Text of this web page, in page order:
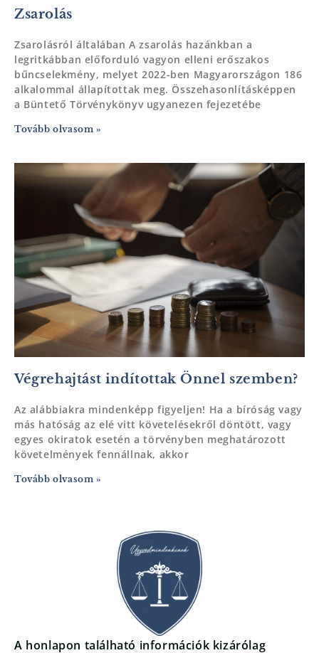
Zsarolás
Zsarolásról általában A zsarolás hazánkban a
legritkábban előforduló vagyon elleni erőszakos
bűncselekmény, melyet 2022-ben Magyarországon 186
alkalommal állapítottak meg. Összehasonlításképpen
a Büntető Törvénykönyv ugyanezen fejezetébe
Tovább olvasom »
Végrehajtást indítottak Önnel szemben?
Az alábbiakra mindenképp figyeljen! Ha a bíróság vagy
más hatóság az elé vitt követelésekről döntött, vagy
egyes okiratok esetén a törvényben meghatározott
követelmények fennállnak, akkor
Tovább olvasom »
A honlapon található információk kizárólag